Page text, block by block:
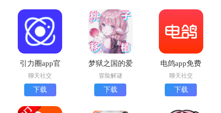
引力圈app官
方版最新版本
下载
(UniFans)
聊天社交
下载
梦狱之国的爱
丽丝手机版下
载(夢獄の国
的爱丽丝)
冒险解谜
下载
电鸽app免费
下载正版
聊天社交
下载